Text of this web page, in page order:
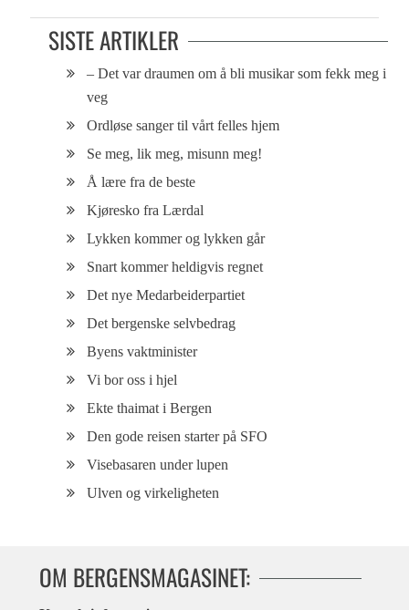
SISTE ARTIKLER
– Det var draumen om å bli musikar som fekk meg i
veg
Ordløse sanger til vårt felles hjem
Se meg, lik meg, misunn meg!
Å lære fra de beste
Kjøresko fra Lærdal
Lykken kommer og lykken går
Snart kommer heldigvis regnet
Det nye Medarbeiderpartiet
Det bergenske selvbedrag
Byens vaktminister
Vi bor oss i hjel
Ekte thaimat i Bergen
Den gode reisen starter på SFO
Visebasaren under lupen
Ulven og virkeligheten
OM BERGENSMAGASINET: